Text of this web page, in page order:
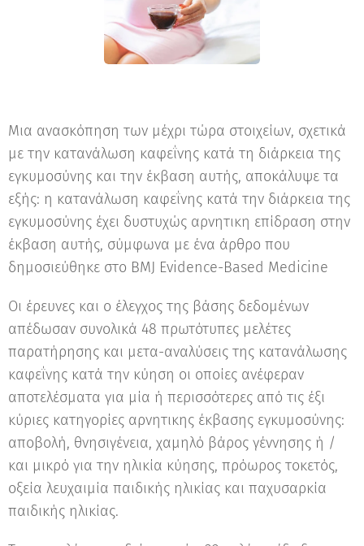
Μια ανασκόπηση των μέχρι τώρα στοιχείων, σχετικά
με την κατανάλωση καφεΐνης κατά τη διάρκεια της
εγκυμοσύνης και την έκβαση αυτής, αποκάλυψε τα
εξής: η κατανάλωση καφεΐνης κατά την διάρκεια της
εγκυμοσύνης έχει δυστυχώς αρνητικη επίδραση στην
έκβαση αυτής, σύμφωνα με ένα άρθρο που
δημοσιεύθηκε στο BMJ Evidence-Based Medicine
Οι έρευνες και ο έλεγχος της βάσης δεδομένων
απέδωσαν συνολικά 48 πρωτότυπες μελέτες
παρατήρησης και μετα-αναλύσεις της κατανάλωσης
καφεΐνης κατά την κύηση οι οποίες ανέφεραν
αποτελέσματα για μία ή περισσότερες από τις έξι
κύριες κατηγορίες αρνητικης έκβασης εγκυμοσύνης:
αποβολή, θνησιγένεια, χαμηλό βάρος γέννησης ή /
και μικρό για την ηλικία κύησης, πρόωρος τοκετός,
οξεία λευχαιμία παιδικής ηλικίας και παχυσαρκία
παιδικής ηλικίας.